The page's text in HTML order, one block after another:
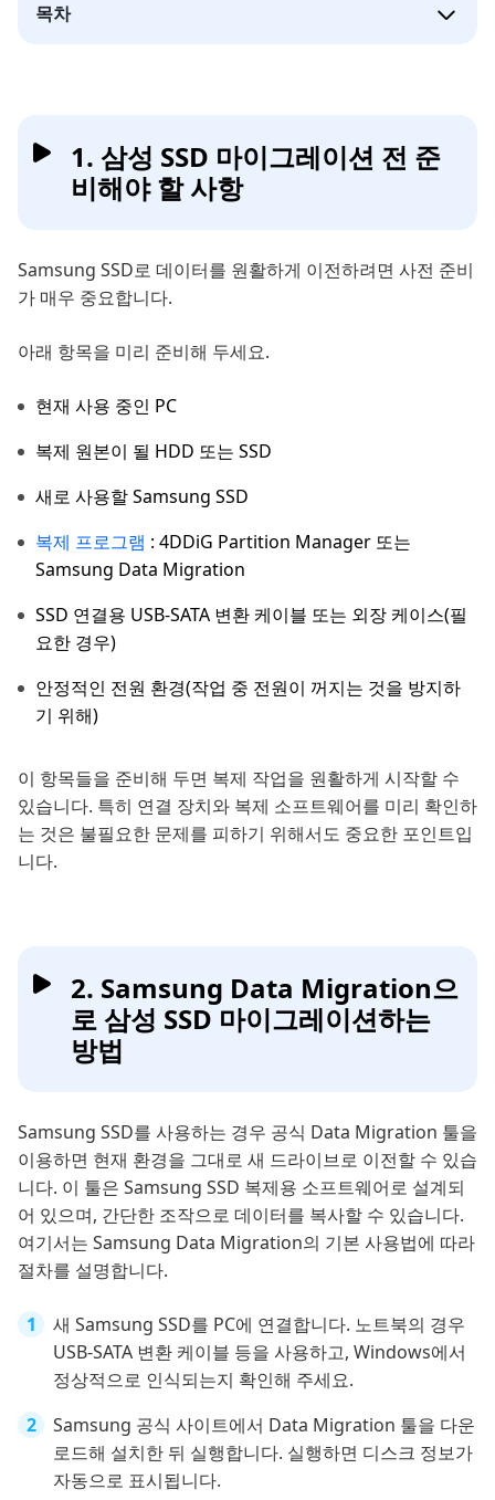
목차
1. 삼성 SSD 마이그레이션 전 준
비해야 할 사항
Samsung SSD로 데이터를 원활하게 이전하려면 사전 준비
가 매우 중요합니다.
아래 항목을 미리 준비해 두세요.
현재 사용 중인 PC
복제 원본이 될 HDD 또는 SSD
새로 사용할 Samsung SSD
복제 프로그램 : 4DDiG Partition Manager 또는
Samsung Data Migration
SSD 연결용 USB-SATA 변환 케이블 또는 외장 케이스(필
요한 경우)
안정적인 전원 환경(작업 중 전원이 꺼지는 것을 방지하
기 위해)
이 항목들을 준비해 두면 복제 작업을 원활하게 시작할 수
있습니다. 특히 연결 장치와 복제 소프트웨어를 미리 확인하
는 것은 불필요한 문제를 피하기 위해서도 중요한 포인트입
니다.
2. Samsung Data Migration으
로 삼성 SSD 마이그레이션하는
방법
Samsung SSD를 사용하는 경우 공식 Data Migration 툴을
이용하면 현재 환경을 그대로 새 드라이브로 이전할 수 있습
니다. 이 툴은 Samsung SSD 복제용 소프트웨어로 설계되
어 있으며, 간단한 조작으로 데이터를 복사할 수 있습니다.
여기서는 Samsung Data Migration의 기본 사용법에 따라
절차를 설명합니다.
새 Samsung SSD를 PC에 연결합니다. 노트북의 경우
USB-SATA 변환 케이블 등을 사용하고, Windows에서
정상적으로 인식되는지 확인해 주세요.
Samsung 공식 사이트에서 Data Migration 툴을 다운
로드해 설치한 뒤 실행합니다. 실행하면 디스크 정보가
자동으로 표시됩니다.